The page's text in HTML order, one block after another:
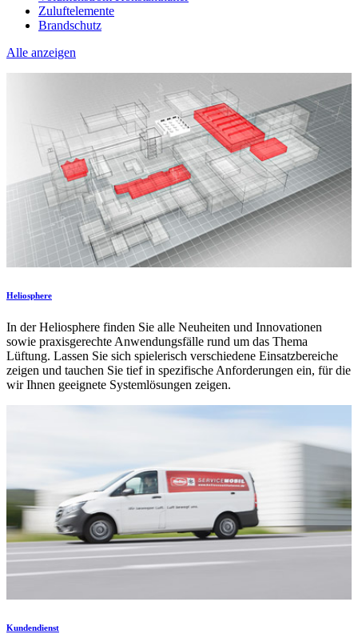
Zuluftelemente
Brandschutz
Alle anzeigen
Heliosphere
In der Heliosphere finden Sie alle Neuheiten und Innovationen
sowie praxisgerechte Anwendungsfälle rund um das Thema
Lüftung. Lassen Sie sich spielerisch verschiedene Einsatzbereiche
zeigen und tauchen Sie tief in spezifische Anforderungen ein, für die
wir Ihnen geeignete Systemlösungen zeigen.
Kundendienst